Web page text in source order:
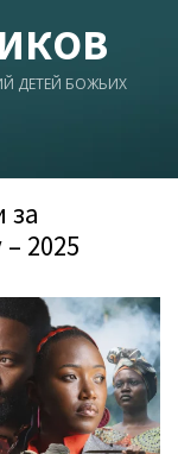
ДЕТЕЙ БОЖЬИХ
за
2025